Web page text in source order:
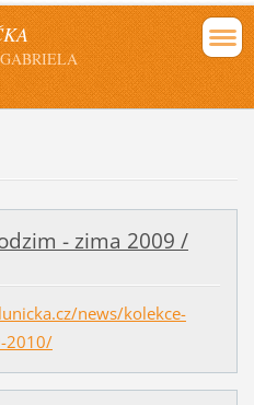
- zima 2009 /
news/kolekce-
2010/